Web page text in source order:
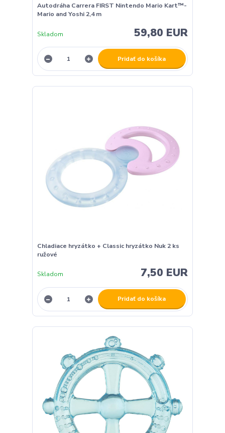
Autodráha Carrera FIRST Nintendo Mario Kart™-
Mario and Yoshi 2,4 m
59,80 EUR
Skladom
Pridať do košíka
Chladiace hryzátko + Classic hryzátko Nuk 2 ks
ružové
7,50 EUR
Skladom
Pridať do košíka